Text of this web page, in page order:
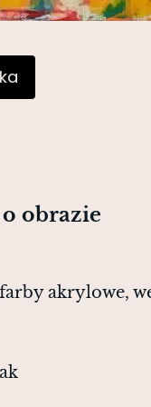
obrazie
farby akrylowe,